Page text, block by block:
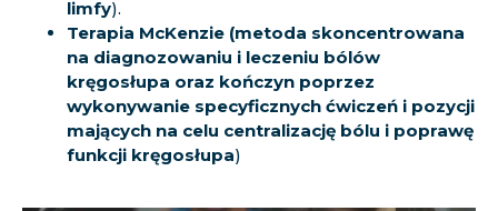
limfy).
Terapia McKenzie (metoda skoncentrowana
na diagnozowaniu i leczeniu bólów
kręgosłupa oraz kończyn poprzez
wykonywanie specyficznych ćwiczeń i pozycji
mających na celu centralizację bólu i poprawę
funkcji kręgosłupa)